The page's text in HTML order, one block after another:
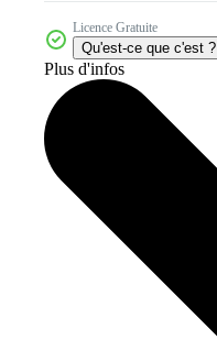
Licence Gratuite
Qu'est-ce que c'est ?
Plus d'infos